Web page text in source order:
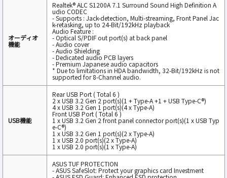
オーディオ
機能
Realtek® ALC S1200A 7.1 Surround Sound High Definition A
udio CODEC
- Supports : Jack-detection, Multi-streaming, Front Panel Jac
k-retasking, up to 24-Bit/192kHz playback
Audio Feature :
- Optical S/PDIF out port(s) at back panel
- Audio cover
- Audio Shielding
- Dedicated audio PCB layers
- Premium Japanese audio capacitors
* Due to limitations in HDA bandwidth, 32-Bit/192kHz is not
supported for 8-Channel audio.
USB機能
Rear USB Port ( Total 6 )
2 x USB 3.2 Gen 2 port(s)(1 + Type-A +1 + USB Type-C®)
4 x USB 3.2 Gen 1 port(s)(4 x Type-A)
Front USB Port ( Total 6 )
1 x USB 3.2 Gen 2 front panel connector port(s)(1 x USB Typ
e-C®)
1 x USB 3.2 Gen 1 port(s)(2 x Type-A)
1 x USB 2.0 port(s)(2 x Type-A)
1 x USB 2.0 port(s)(1 x Type-A)
ASUS TUF PROTECTION
- ASUS SafeSlot: Protect your graphics card Investment